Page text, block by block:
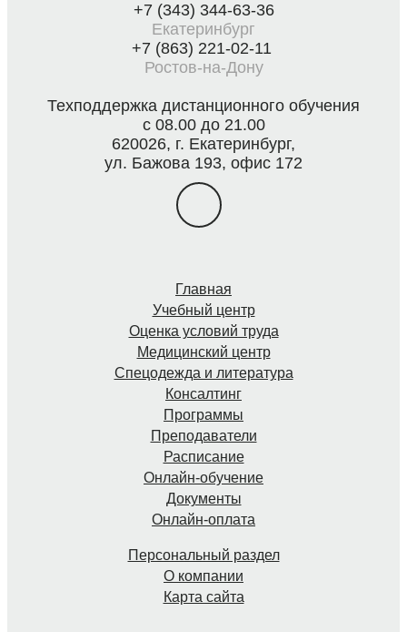
+7 (343) 344-63-36
Екатеринбург
+7 (863) 221-02-11
Ростов-на-Дону
Техподдержка дистанционного обучения
с 08.00 до 21.00
620026, г. Екатеринбург,
ул. Бажова 193, офис 172
Главная
Учебный центр
Оценка условий труда
Медицинский центр
Спецодежда и литература
Консалтинг
Программы
Преподаватели
Расписание
Онлайн-обучение
Документы
Онлайн-оплата
Персональный раздел
О компании
Карта сайта